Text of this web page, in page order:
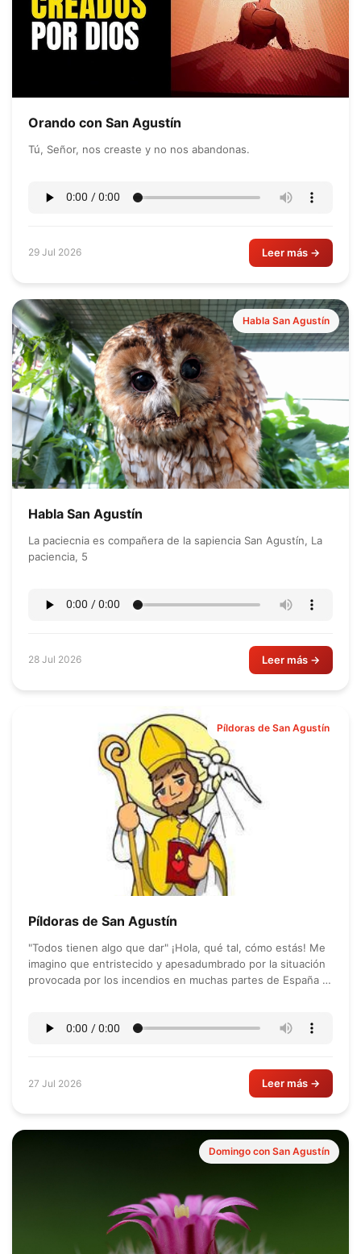
Orando con San Agustín
Tú, Señor, nos creaste y no nos abandonas.
29 Jul 2026 Leer más →
Habla San Agustín
Habla San Agustín
La paciecnia es compañera de la sapiencia San Agustín, La
paciencia, 5
28 Jul 2026 Leer más →
Píldoras de San Agustín
Píldoras de San Agustín
"Todos tienen algo que dar" ¡Hola, qué tal, cómo estás! Me
imagino que entristecido y apesadumbrado por la situación
provocada por los incendios en muchas partes de España y
27 Jul 2026 Leer más →
Domingo con San Agustín